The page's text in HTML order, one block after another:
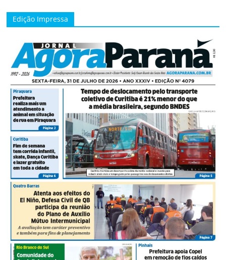
Edição Impressa